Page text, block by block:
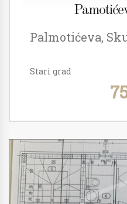
Palmotićeva,
Stari grad